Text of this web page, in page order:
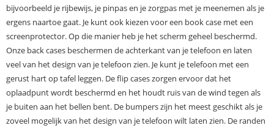
bijvoorbeeld je rijbewijs, je pinpas en je zorgpas met je meenemen als je
ergens naartoe gaat. Je kunt ook kiezen voor een book case met een
screenprotector. Op die manier heb je het scherm geheel beschermd.
Onze back cases beschermen de achterkant van je telefoon en laten
veel van het design van je telefoon zien. Je kunt je telefoon met een
gerust hart op tafel leggen. De flip cases zorgen ervoor dat het
oplaadpunt wordt beschermd en het houdt ruis van de wind tegen als
je buiten aan het bellen bent. De bumpers zijn het meest geschikt als je
zoveel mogelijk van het design van je telefoon wilt laten zien. De randen